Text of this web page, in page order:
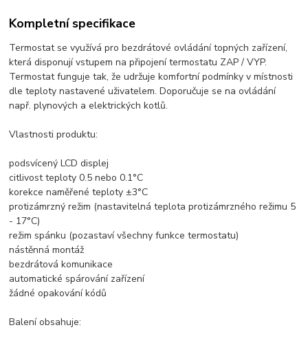
Kompletní specifikace
Termostat se využívá pro bezdrátové ovládání topných zařízení,
která disponují vstupem na připojení termostatu ZAP / VYP.
Termostat funguje tak, že udržuje komfortní podmínky v místnosti
dle teploty nastavené uživatelem. Doporučuje se na ovládání
např. plynových a elektrických kotlů.
Vlastnosti produktu:
podsvícený LCD displej
citlivost teploty 0.5 nebo 0.1°C
korekce naměřené teploty ±3°C
protizámrzný režim (nastavitelná teplota protizámrzného režimu 5
- 17°C)
režim spánku (pozastaví všechny funkce termostatu)
nástěnná montáž
bezdrátová komunikace
automatické spárování zařízení
žádné opakování kódů
Balení obsahuje: